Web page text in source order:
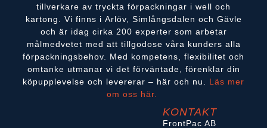
tillverkare av tryckta förpackningar i well och
kartong. Vi finns i Arlöv, Simlångsdalen och Gävle
och är idag cirka 200 experter som arbetar
målmedvetet med att tillgodose våra kunders alla
förpackningsbehov. Med kompetens, flexibilitet och
omtanke utmanar vi det förväntade, förenklar din
köpupplevelse och levererar – här och nu. Läs mer
om oss här.
KONTAKT
FrontPac AB